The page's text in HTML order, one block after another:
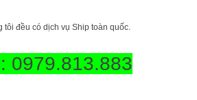
tôi đều có dịch vụ Ship toàn quốc.
0979.813.883